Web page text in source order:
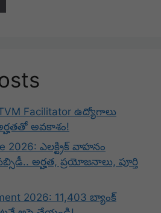
Facilitator ఉద్యోగాలు
అవకాశం!
2026: ఎలక్ట్రిక్ వాహనం
అర్హత, ప్రయోజనాలు, పూర్తి
2026: 11,403 బ్యాంక్